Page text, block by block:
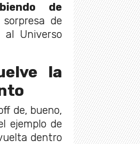
de
de
al Universo
la
de, bueno,
ejemplo de
dentro